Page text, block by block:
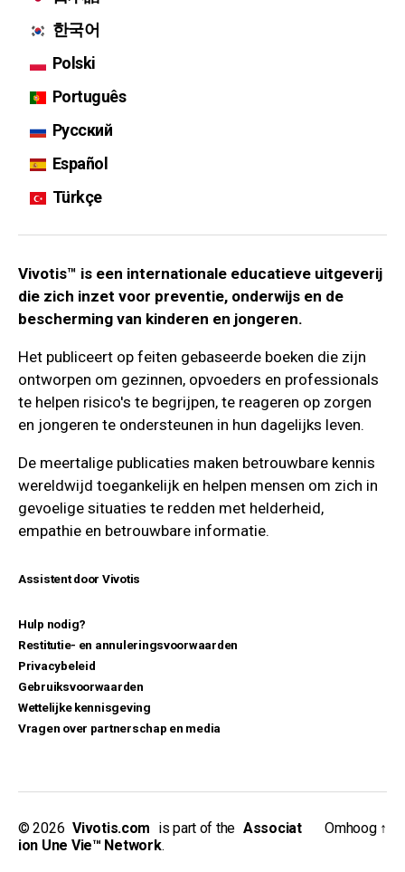
한국어
Polski
Português
Русский
Español
Türkçe
Vivotis™ is een internationale educatieve uitgeverij
die zich inzet voor preventie, onderwijs en de
bescherming van kinderen en jongeren.
Het publiceert op feiten gebaseerde boeken die zijn
ontworpen om gezinnen, opvoeders en professionals
te helpen risico's te begrijpen, te reageren op zorgen
en jongeren te ondersteunen in hun dagelijks leven.
De meertalige publicaties maken betrouwbare kennis
wereldwijd toegankelijk en helpen mensen om zich in
gevoelige situaties te redden met helderheid,
empathie en betrouwbare informatie.
Assistent door Vivotis
Hulp nodig?
Restitutie- en annuleringsvoorwaarden
Privacybeleid
Gebruiksvoorwaarden
Wettelijke kennisgeving
Vragen over partnerschap en media
© 2026 _Vivotis.com is part of the Associat
ion Une Vie™ Network.
Omhoog ↑